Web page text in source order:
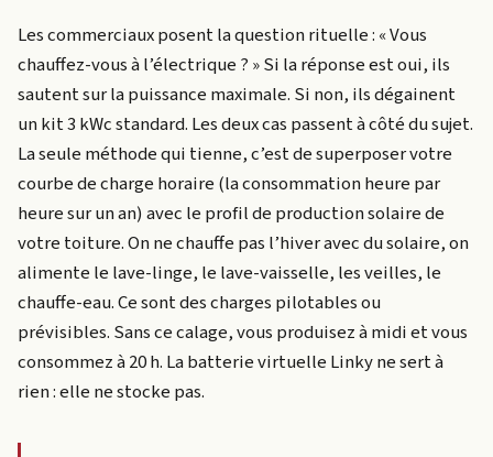
Les commerciaux posent la question rituelle : « Vous
chauffez-vous à l’électrique ? » Si la réponse est oui, ils
sautent sur la puissance maximale. Si non, ils dégainent
un kit 3 kWc standard. Les deux cas passent à côté du sujet.
La seule méthode qui tienne, c’est de superposer votre
courbe de charge horaire (la consommation heure par
heure sur un an) avec le profil de production solaire de
votre toiture. On ne chauffe pas l’hiver avec du solaire, on
alimente le lave-linge, le lave-vaisselle, les veilles, le
chauffe-eau. Ce sont des charges pilotables ou
prévisibles. Sans ce calage, vous produisez à midi et vous
consommez à 20 h. La batterie virtuelle Linky ne sert à
rien : elle ne stocke pas.